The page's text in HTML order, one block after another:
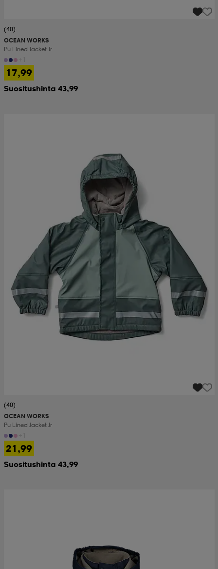
(40)
OCEAN WORKS
Pu Lined Jacket Jr
17,99
Suositushinta 43,99
(40)
OCEAN WORKS
Pu Lined Jacket Jr
21,99
Suositushinta 43,99